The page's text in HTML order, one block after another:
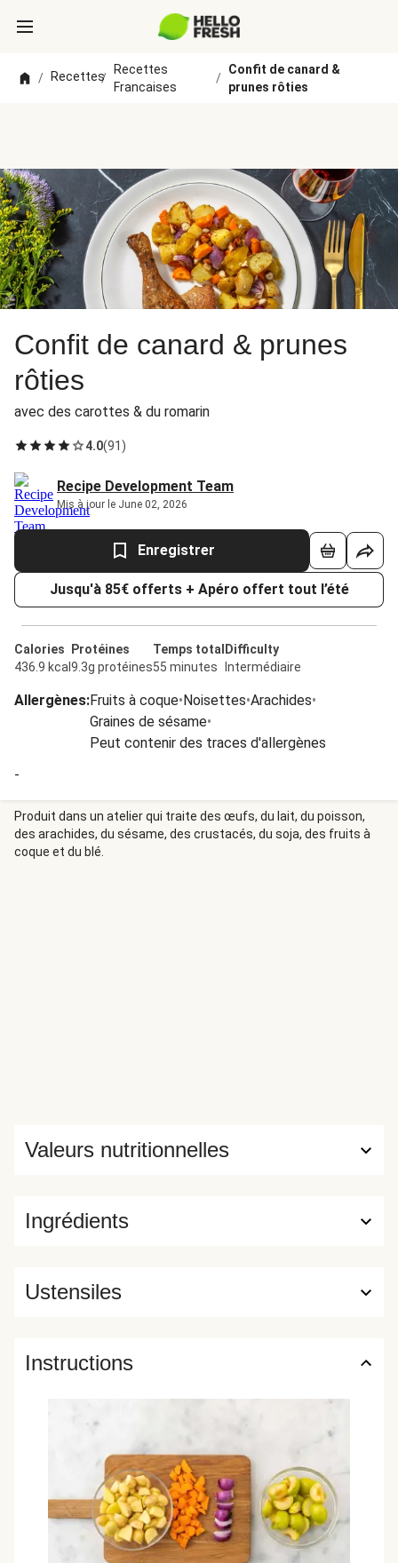
/ Recettes/
Recettes
Francaises
/
Confit de canard &
prunes rôties
Confit de canard & prunes
rôties
avec des carottes & du romarin
4.0(91 )
Recipe Development Team
Mis à jour le June 02, 2026
Enregistrer
Jusqu'à 85€ offerts + Apéro offert tout l’été
Calories
436.9 kcal
Protéines
9.3g protéines
Temps total
55 minutes
Difficulty
Intermédiaire
Allergènes:Fruits à coque•Noisettes•Arachides•
Graines de sésame•
Peut contenir des traces d'allergènes
-
Produit dans un atelier qui traite des œufs, du lait, du poisson,
des arachides, du sésame, des crustacés, du soja, des fruits à
coque et du blé.
Ingrédients
Valeurs nutritionnelles
Ustensiles
Instructions